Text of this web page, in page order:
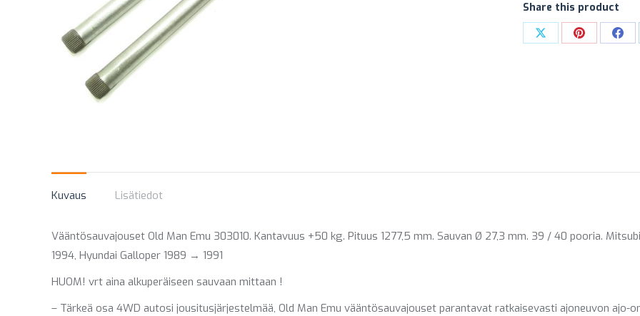
Share this product
Share Share
Kuvaus Lisätiedot
Vääntösauvajouset Old Man Emu 303010. Kantavuus +50 kg. Pituus 1277,5 mm. Sauvan Ø 27,3 mm. 39 / 40 pooria.
1994, Hyundai Galloper 1989 → 1991
HUOM! vrt aina alkuperäiseen sauvaan mittaan !
– Tärkeä osa 4WD autosi jousitusjärjestelmää, Old Man Emu vääntösauvajouset parantavat ratkaisevasti ajoneuvon